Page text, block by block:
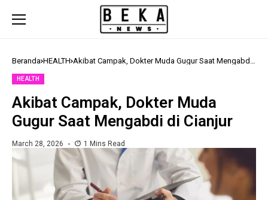
Beranda HEALTH Akibat Campak, Dokter Muda Gugur Saat Mengabdi
HEALTH
Akibat Campak, Dokter Muda
Gugur Saat Mengabdi di Cianjur
March 28, 2026 1 Mins Read